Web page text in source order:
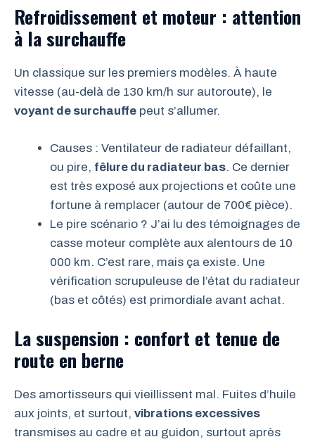
Refroidissement et moteur : attention
à la surchauffe
Un classique sur les premiers modèles. À haute
vitesse (au-delà de 130 km/h sur autoroute), le
voyant de surchauffe peut s’allumer.
Causes : Ventilateur de radiateur défaillant,
ou pire, fêlure du radiateur bas. Ce dernier
est très exposé aux projections et coûte une
fortune à remplacer (autour de 700€ pièce).
Le pire scénario ? J’ai lu des témoignages de
casse moteur complète aux alentours de 10
000 km. C’est rare, mais ça existe. Une
vérification scrupuleuse de l’état du radiateur
(bas et côtés) est primordiale avant achat.
La suspension : confort et tenue de
route en berne
Des amortisseurs qui vieillissent mal. Fuites d’huile
aux joints, et surtout, vibrations excessives
transmises au cadre et au guidon, surtout après